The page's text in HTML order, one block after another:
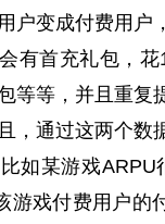
户变成付费用户
有首充礼包，花
等等，并且重复
，通过这两个数
如某游戏ARPU
游戏付费用户的